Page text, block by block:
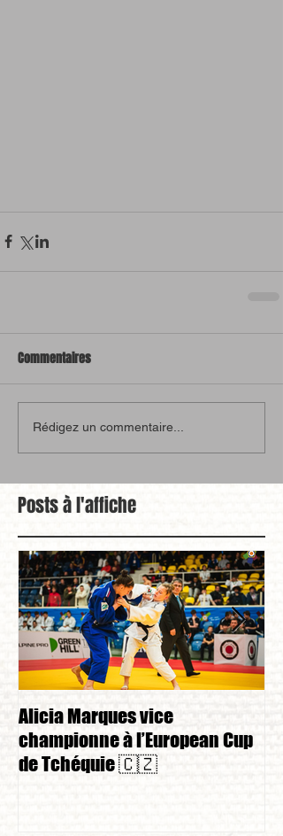
Commentaires
Rédigez un commentaire...
Posts à l'affiche
Alicia Marques vice
championne à l’European Cup
de Tchéquie 🇨🇿